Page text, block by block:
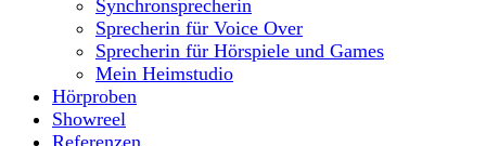
Synchronsprecherin
Sprecherin für Voice Over
Sprecherin für Hörspiele und Games
Mein Heimstudio
Hörproben
Showreel